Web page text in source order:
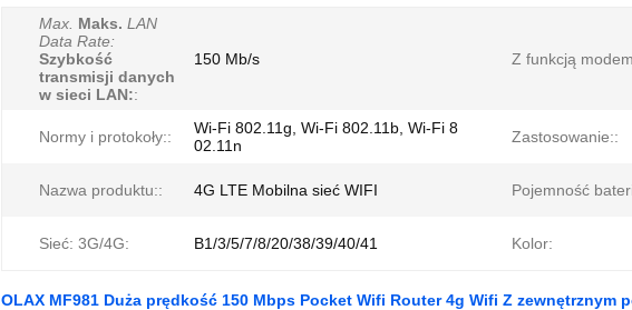
Max. Maks. LAN
Data Rate:
Szybkość
transmisji danych
w sieci LAN::
150 Mb/s Z funkcją
Normy i protokoły::
Wi-Fi 802.11g, Wi-Fi 802.11b, Wi-Fi 8
02.11n
Zastosowanie::
Nazwa produktu:: 4G LTE Mobilna sieć WIFI Pojemność
Sieć: 3G/4G: B1/3/5/7/8/20/38/39/40/41 Kolor:
OLAX MF981 Duża prędkość 150 Mbps Pocket Wifi Router 4g Wifi Z zewnętrznym